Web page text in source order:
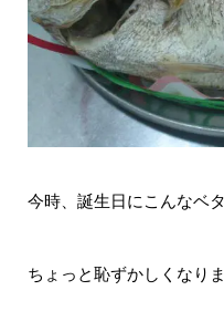
今時、誕生日にこんなベ
ちょっと恥ずかしくなり